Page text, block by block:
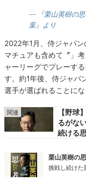
『栗山英樹の
葉』より
2022年1月、侍ジャパ
マチュアも含めて〞」
ャーリーグでプレーす
す。約1年後、侍ジャパ
選手が選ばれることにな
【野球
るがな
続ける
栗山英樹の
挑戦し続けた